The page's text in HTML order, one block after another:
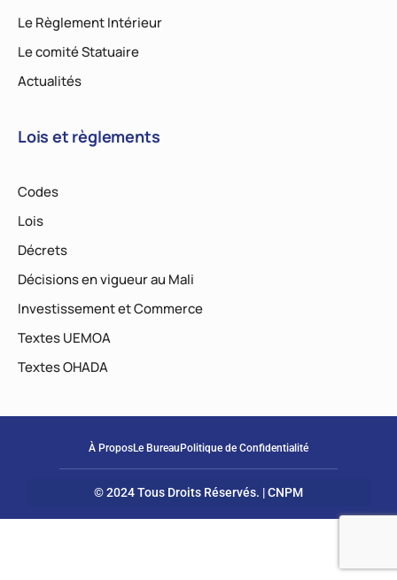
Le Règlement Intérieur
Le comité Statuaire
Actualités
Lois et règlements
Codes
Lois
Décrets
Décisions en vigueur au Mali
Investissement et Commerce
Textes UEMOA
Textes OHADA
À ProposLe Bureau Politique de Confidentialité
© 2024 Tous Droits Réservés. | CNPM